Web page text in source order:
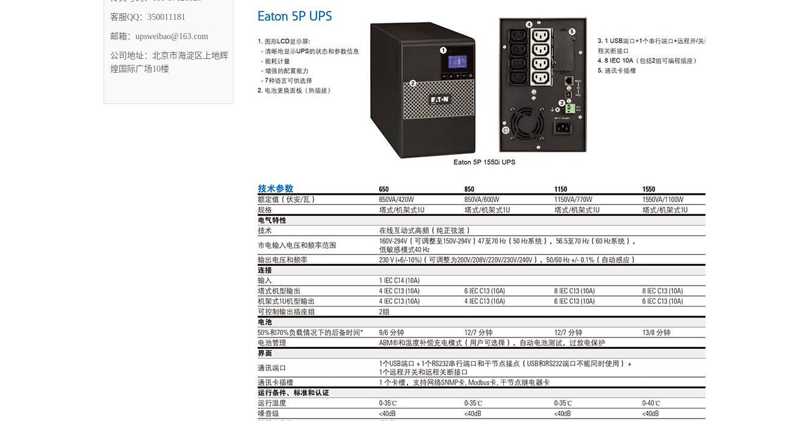
客服QQ： 350011181
邮箱： upsweibao@163.com
公司地址： 北京市海淀区上地辉
煌国际广场10楼